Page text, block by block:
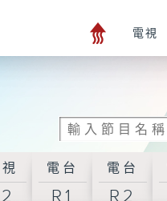
電視
電台
R1
電台
R2